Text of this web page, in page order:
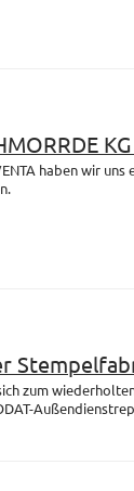
haben wir
zum